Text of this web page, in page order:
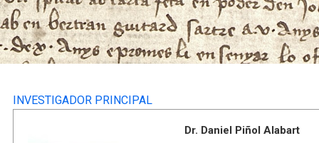
INVESTIGADOR PRINCIPAL
Dr. Daniel Piñol Alabart